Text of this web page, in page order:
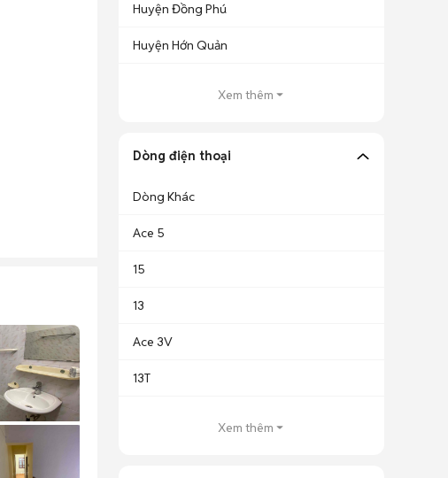
Huyện Đồng Phú
Huyện Hớn Quản
Xem thêm
Dòng điện thoại
Dòng Khác
Ace 5
15
13
Ace 3V
13T
Xem thêm